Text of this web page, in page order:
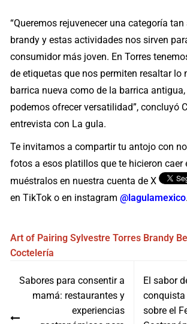
“Queremos rejuvenecer una categoría
brandy y estas actividades nos sirven
consumidor más joven. En Torres
de etiquetas que nos permiten resaltar lo
barrica nueva como de la barrica
podemos ofrecer versatilidad”, concluyó
entrevista con La gula.
Te invitamos a compartir tu antojo con
fotos a esos platillos que te hicieron caer
muéstralos en nuestra cuenta de X
en TikTok o en instagram@lagulamexico.
Art of Pairing Sylvestre Torres Brandy
Coctelería
de
Sabores para consentir a
mamá: restaurantes y
experiencias
El sabor
sobre el